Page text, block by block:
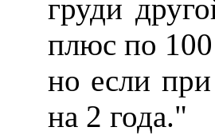
груди
плюс по
но если
на 2 года."